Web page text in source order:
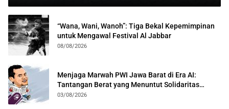
“Wana, Wani, Wanoh”: Tiga Bekal Kepemimpinan
untuk Mengawal Festival Al Jabbar
08/08/2026
Menjaga Marwah PWI Jawa Barat di Era AI:
Tantangan Berat yang Menuntut Solidaritas
Lintas Generasi
03/08/2026